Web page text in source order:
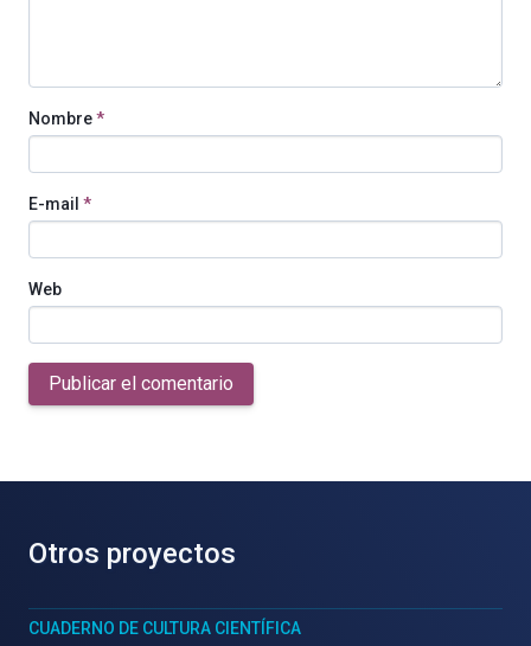
Nombre*
E-mail *
Web
Publicar el comentario
Otros proyectos
CUADERNO DE CULTURA CIENTÍFICA